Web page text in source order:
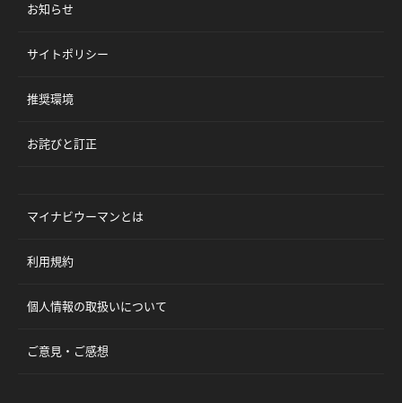
お知らせ
サイトポリシー
推奨環境
お詫びと訂正
マイナビウーマンとは
利用規約
個人情報の取扱いについて
ご意見・ご感想